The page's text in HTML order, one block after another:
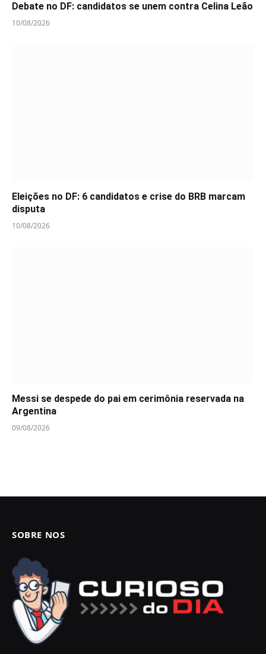
Debate no DF: candidatos se unem contra Celina Leão
10/08/2026
Eleições no DF: 6 candidatos e crise do BRB marcam
disputa
10/08/2026
Messi se despede do pai em cerimônia reservada na
Argentina
09/08/2026
SOBRE NOS